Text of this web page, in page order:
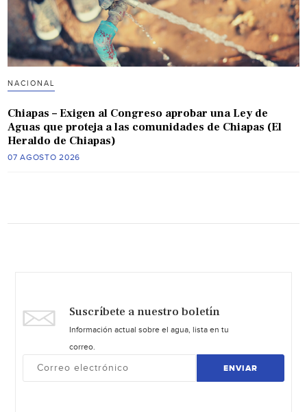
NACIONAL
Chiapas – Exigen al Congreso aprobar una Ley de
Aguas que proteja a las comunidades de Chiapas (El
Heraldo de Chiapas)
07 AGOSTO 2026
Suscríbete a nuestro boletín
Información actual sobre el agua, lista en tu
correo.
ENVIAR